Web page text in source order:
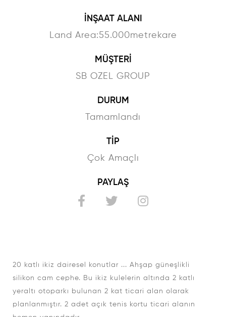
İNŞAAT ALANI
Land Area:55.000metrekare
MÜŞTERİ
SB OZEL GROUP
DURUM
Tamamlandı
TİP
Çok Amaçlı
PAYLAŞ
20 katlı ikiz dairesel konutlar ... Ahşap güneşlikli
silikon cam cephe. Bu ikiz kulelerin altında 2 katlı
yeraltı otoparkı bulunan 2 kat ticari alan olarak
planlanmıştır. 2 adet açık tenis kortu ticari alanın